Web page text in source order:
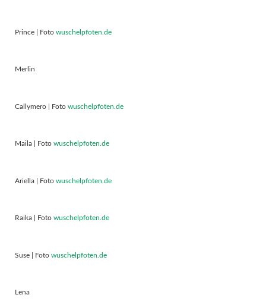
Prince | Foto wuschelpfoten.de
Merlin
Callymero | Foto wuschelpfoten.de
Maila | Foto wuschelpfoten.de
Ariella | Foto wuschelpfoten.de
Raika | Foto wuschelpfoten.de
Suse | Foto wuschelpfoten.de
Lena